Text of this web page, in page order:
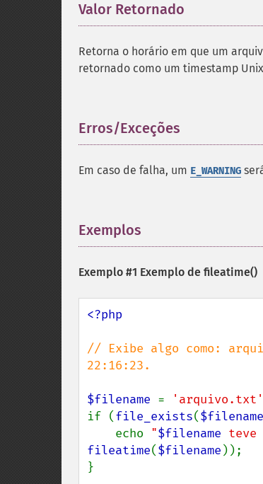
Valor Retornado
Retorna o horário em que um
retornado como um timestamp
Erros/Exceções
Em caso de falha, um E_WARNING
Exemplos
Exemplo #1 Exemplo de fileatime()
<?php
// Exibe algo como:
22:16:23.
$filename = 'arquivo.txt'
if (file_exists($filename
    echo
"$filename teve
fileatime($filename ));
}